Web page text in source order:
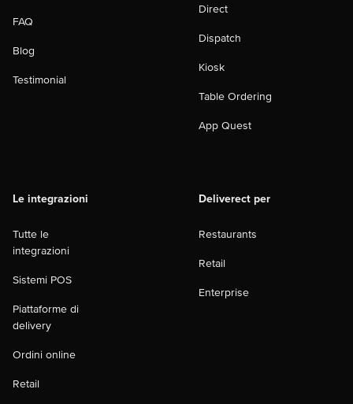
FAQ
Blog
Testimonial
Direct
Dispatch
Kiosk
Table Ordering
App Quest
Le integrazioni
Tutte le
integrazioni
Sistemi POS
Piattaforme di
delivery
Ordini online
Retail
Deliverect per
Restaurants
Retail
Enterprise